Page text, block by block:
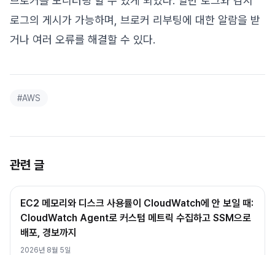
로그의 게시가 가능하며, 브로커 리부팅에 대한 알람을 받
거나 여러 오류를 해결할 수 있다.
#AWS
관련 글
EC2 메모리와 디스크 사용률이 CloudWatch에 안 보일 때:
CloudWatch Agent로 커스텀 메트릭 수집하고 SSM으로
배포, 경보까지
2026년 8월 5일